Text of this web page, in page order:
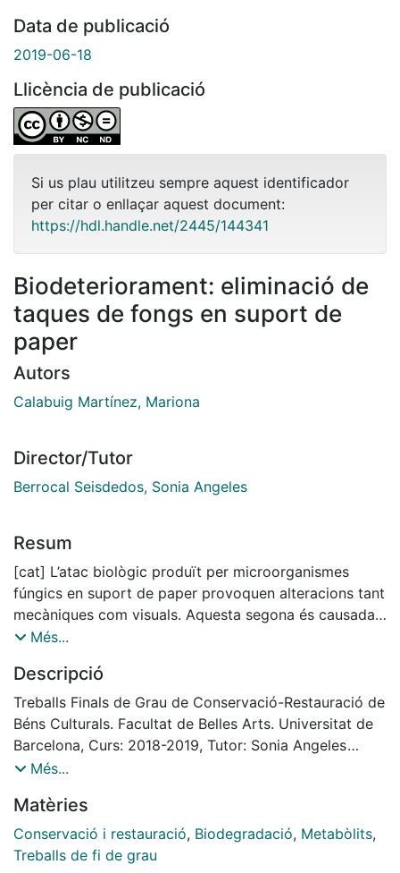
Data de publicació
2019-06-18
Llicència de publicació
Si us plau utilitzeu sempre aquest identificador
per citar o enllaçar aquest document:
https://hdl.handle.net/2445/144341
Biodeteriorament: eliminació de
taques de fongs en suport de
paper
Autors
Calabuig Martínez, Mariona
Director/Tutor
Berrocal Seisdedos, Sonia Angeles
Resum
[cat] L’atac biològic produït per microorganismes
fúngics en suport de paper provoquen alteracions tant
mecàniques com visuals. Aquesta segona és causada
principalment per la deposició de metabòlits
compostos, classificables en Policètids i Carotenoides,
produeixen taques que romanen en el substrat tot hi
haver estat eliminat l’organisme fúngic.Tot i la
reversibilitat d’aquests productes la seva eliminacióés
dificultosa i potencialment invasiva, raó per la qual
extremes. Entres les intervencions utilitzades al llarg
del temps es troben els mètodes d’alteració de les
taques i els d’eliminació. Els primers consisteixen
Més...
Descripció
Treballs Finals de Grau de Conservació-Restauració de
Béns Culturals. Facultat de Belles Arts. Universitat de
Barcelona, Curs: 2018-2019, Tutor: Sonia Angeles
Berrocal Seisdedos
Més...
Matèries
Conservació i restauració, Biodegradació, Metabòlits,
Treballs de fi de grau